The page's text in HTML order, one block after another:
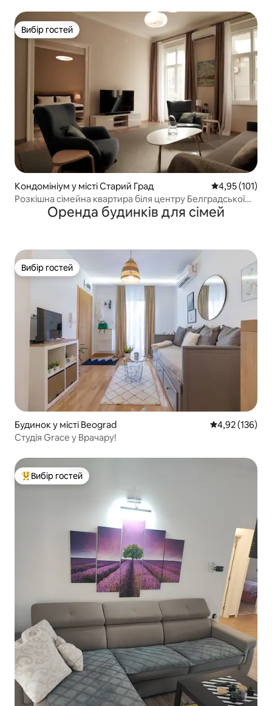
Вибір гостей
Вибір гостей
Кондомініум у місті Старий Град Середня
4,95 (101)
Розкішна сімейна квартира біля центру Белградської
фортеціОренда будинків для сімей
Вибір гостей
Вибір гостей
Будинок у місті Beograd Середня
4,92 (136)
Студія Grace у Врачару!
Топ вибір гостей
Вибір гостей